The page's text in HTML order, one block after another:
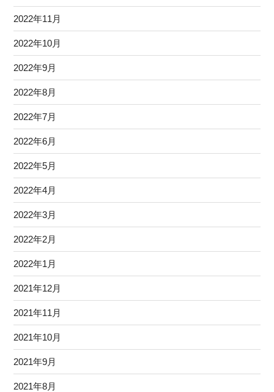
2022年11月
2022年10月
2022年9月
2022年8月
2022年7月
2022年6月
2022年5月
2022年4月
2022年3月
2022年2月
2022年1月
2021年12月
2021年11月
2021年10月
2021年9月
2021年8月